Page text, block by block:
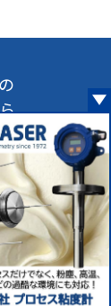
COMPANY
reserved.